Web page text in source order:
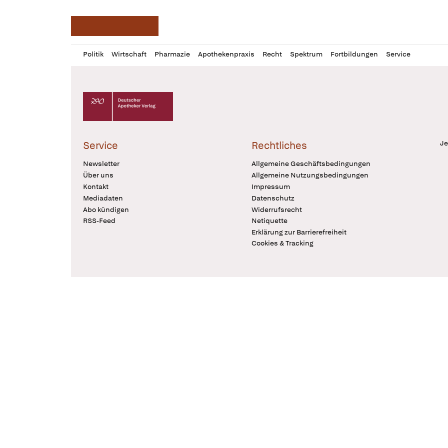
Politik Wirtschaft Pharmazie Apothekenpraxis Recht Spektrum Fortbildungen Service
Profil
öffnen
Daz
Pur
Deutscher Apotheker Verlag Logo
Service
Newsletter
Über uns
Kontakt
Mediadaten
Abo kündigen
RSS-Feed
Rechtliches
Allgemeine Geschäftsbedingungen
Allgemeine Nutzungsbedingungen
Impressum
Datenschutz
Widerrufsrecht
Netiquette
Erklärung zur Barrierefreiheit
Cookies & Tracking